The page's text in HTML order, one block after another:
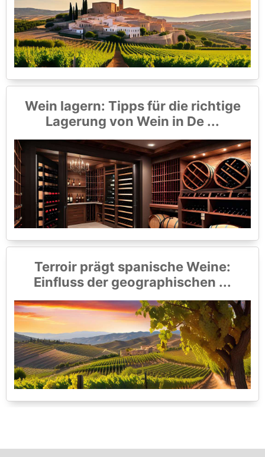
Wein lagern: Tipps für die richtige
Lagerung von Wein in De ...
Terroir prägt spanische Weine:
Einfluss der geographischen ...